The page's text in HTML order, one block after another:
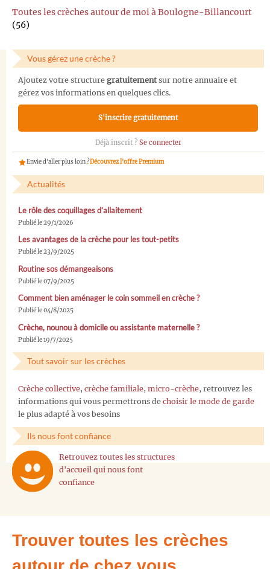
Toutes les crèches autour de moi à Boulogne-Billancourt
(56)
Vous gérez une crèche ?
Ajoutez votre structure gratuitementsur notre annuaire et
gérez vos informations en quelques clics.
S'inscrire gratuitement
Déjà inscrit ? Se connecter
Envie d'aller plus loin ?Découvrez l'offre Premium
Actualités
Le rôle des coquillages d’allaitement
Publié le 29/1/2026
Les avantages de la crèche pour les tout-petits
Publié le 23/9/2025
Routine sos démangeaisons
Publié le 07/9/2025
Comment bien aménager le coin sommeil en crèche ?
Publié le 04/8/2025
Crèche, nounou à domicile ou assistante maternelle ?
Publié le 19/7/2025
Tout savoir sur les crèches
Crèche collective, crèche familiale, micro-crèche, retrouvez les
informations qui vous permettrons de choisir le mode de garde
le plus adapté à vos besoins
Ils nous font confiance
Retrouvez toutes les structures
d'accueil qui nous font
confiance
Trouver toutes les crèches